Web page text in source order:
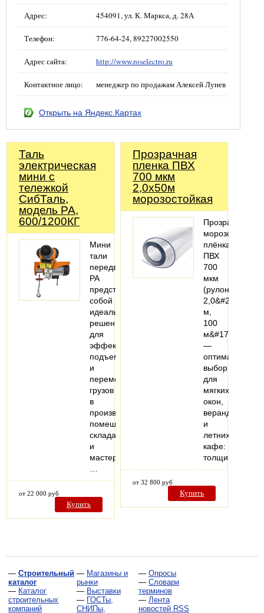
Адрес: 454091, ул. К. Маркса, д. 28А
Телефон: 776-64-24, 89227002550
Адрес сайта: http://www.roselectro.ru
Контактное лицо: менеджер по продажам Алексей Лунев
Открыть на Яндекс.Картах
Таль
электрическая
мини с
тележкой
СибТаль,
модель PA,
600/1200КГ
Мини
тали
передвижные
РА
представляют
собой
идеальное
решение
для
эффективного
подъема
и
перемещения
грузов
в
производственных
помещениях,
складах
и
мастерских.
от 22 000 руб
Купить
Прозрачная
пленка ПВХ
700 мкм
2,0х50м
морозостойкая
Прозрачная
морозостойкая
плёнка
ПВХ
700
мкм
(рулон
2,0&#215;50
м,
100
м&#178;)
—
оптимальный
выбор
для
мягких
окон,
веранд
и
летних
кафе:
толщина…
от 32 800 руб
Купить
— Строительный
каталог
— Каталог
строительных
компаний
— Магазины и
рынки
— Выставки
— ГОСТы,
СНИПы,
— Опросы
— Словари
терминов
— Лента
новостей RSS